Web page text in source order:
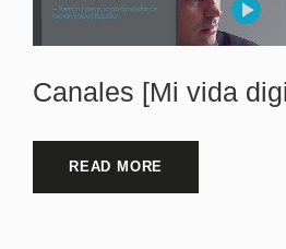
Canales [Mi vida
READ MORE